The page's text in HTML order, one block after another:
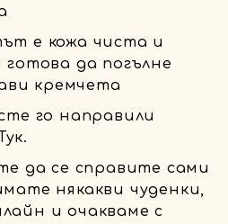
е кожа чиста и
готова да погълне
кремчета
го направили
да се справите сами
някакви чуденки,
и очакваме с